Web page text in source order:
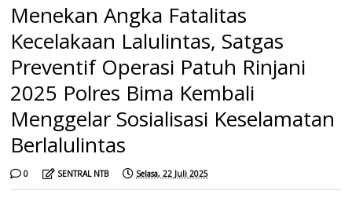
Menekan Angka Fatalitas
Kecelakaan Lalulintas, Satgas
Preventif Operasi Patuh Rinjani
2025 Polres Bima Kembali
Menggelar Sosialisasi Keselamatan
Berlalulintas
0 SENTRAL NTB Selasa, 22 Juli 2025